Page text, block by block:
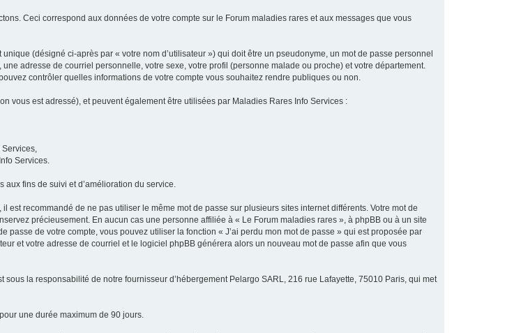
Ceci correspond aux données de votre compte sur le Forum maladies rares et aux messages que vous
(désigné ci-après par « votre nom d’utilisateur ») qui doit être un pseudonyme, un mot de passe personnel
adresse de courriel personnelle, votre sexe, votre profil (personne malade ou proche) et votre département.
contrôler quelles informations de votre compte vous souhaitez rendre publiques ou non.
vous est adressé), et peuvent également être utilisées par Maladies Rares Info Services :
Services,
Services.
fins de suivi et d’amélioration du service.
recommandé de ne pas utiliser le même mot de passe sur plusieurs sites internet différents. Votre mot de
précieusement. En aucun cas une personne affiliée à « Le Forum maladies rares », à phpBB ou à un site
de votre compte, vous pouvez utiliser la fonction « J’ai perdu mon mot de passe » qui est proposée par
et votre adresse de courriel et le logiciel phpBB générera alors un nouveau mot de passe afin que vous
la responsabilité de notre fournisseur d’hébergement Pelargo SARL, 216 rue Lafayette, 75010 Paris, qui met
une durée maximum de 90 jours.